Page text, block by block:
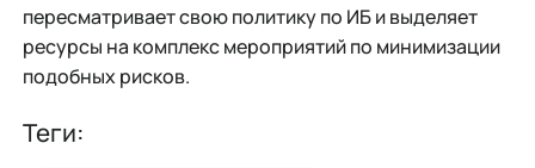
пересматривает свою политику по ИБ и выделяет
ресурсы на комплекс мероприятий по минимизации
подобных рисков.
Теги: